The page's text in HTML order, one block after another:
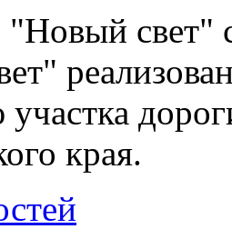
свет"
края.